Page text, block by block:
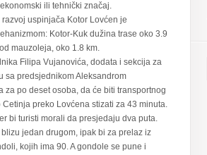
ili tehnički značaj.
uspinjača Kotor Lovćen je
Kotor-Kuk dužina trase oko 3.9
mauzoleja, oko 1.8 km.
Filipa Vujanovića, dodata i sekcija za
sa predsjednikom Aleksandrom
po deset osoba, da će biti transportnog
preko Lovćena stizati za 43 minuta.
bi turisti morali da presjedaju dva puta.
jedan drugom, ipak bi za prelaz iz
kojih ima 90. A gondole se pune i